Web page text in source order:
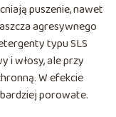
puszenie, nawet
agresywnego
typu SLS
i włosy, ale przy
W efekcie
porowate.